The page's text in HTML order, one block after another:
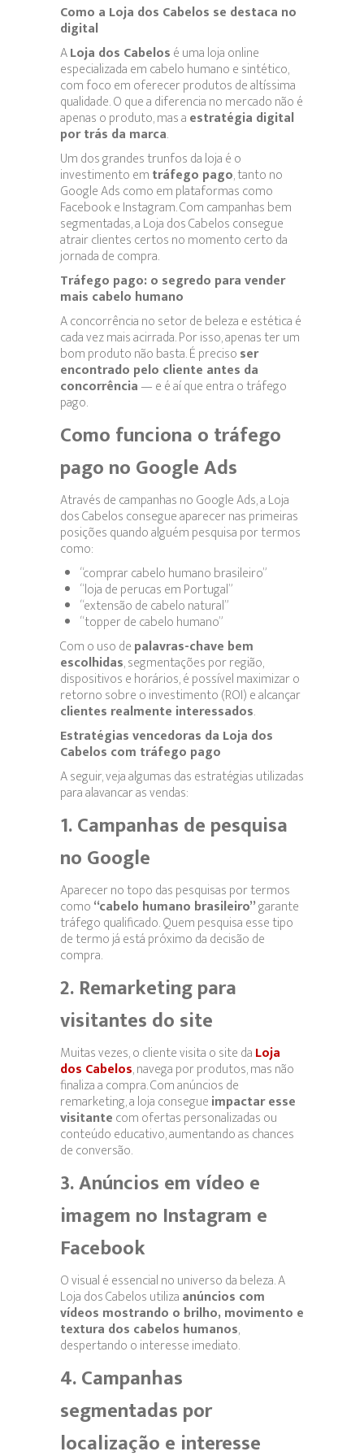
Como a Loja dos Cabelos se destaca no
digital
ALoja dos Cabelosé uma loja online
especializada em cabelo humano e sintético,
com foco em oferecer produtos de altíssima
qualidade. O que a diferencia no mercado não é
apenas o produto, mas aestratégia digital
por trás da marca.
Um dos grandes trunfos da loja é o
investimento emtráfego pago, tanto no
Google Ads como em plataformas como
Facebook e Instagram. Com campanhas bem
segmentadas, a Loja dos Cabelos consegue
atrair clientes certos no momento certo da
jornada de compra.
Tráfego pago: o segredo para vender
mais cabelo humano
A concorrência no setor de beleza e estética é
cada vez mais acirrada. Por isso, apenas ter um
bom produto não basta. É precisoser
encontrado pelo cliente antes da
concorrência— e é aí que entra o tráfego
pago.
Como funciona o tráfego
pago no Google Ads
Através de campanhas no Google Ads, a Loja
dos Cabelos consegue aparecer nas primeiras
posições quando alguém pesquisa por termos
como:
“comprar cabelo humano brasileiro”
“loja de perucas em Portugal”
“extensão de cabelo natural”
“topper de cabelo humano”
Com o uso depalavras-chave bem
escolhidas, segmentações por região,
dispositivos e horários, é possível maximizar o
retorno sobre o investimento (ROI) e alcançar
clientes realmente interessados.
Estratégias vencedoras da Loja dos
Cabelos com tráfego pago
A seguir, veja algumas das estratégias utilizadas
para alavancar as vendas:
1. Campanhas de pesquisa
no Google
Aparecer no topo das pesquisas por termos
como“cabelo humano brasileiro”garante
tráfego qualificado. Quem pesquisa esse tipo
de termo já está próximo da decisão de
compra.
2. Remarketing para
visitantes do site
Muitas vezes, o cliente visita o site daLoja
dos Cabelos, navega por produtos, mas não
finaliza a compra. Com anúncios de
remarketing, a loja consegueimpactar esse
visitantecom ofertas personalizadas ou
conteúdo educativo, aumentando as chances
de conversão.
3. Anúncios em vídeo e
imagem no Instagram e
Facebook
O visual é essencial no universo da beleza. A
Loja dos Cabelos utilizaanúncios com
vídeos mostrando o brilho, movimento e
textura dos cabelos humanos,
despertando o interesse imediato.
4. Campanhas
segmentadas por
localização e interesse